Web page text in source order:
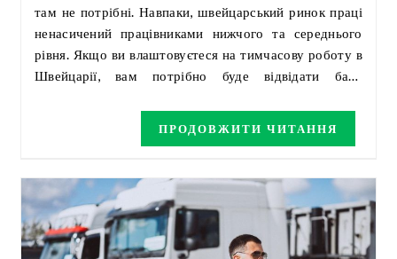
там не потрібні. Навпаки, швейцарський ринок праці
ненасичений працівниками нижчого та середнього
рівня. Якщо ви влаштовуєтеся на тимчасову роботу в
Швейцарії, вам потрібно буде відвідати банк
ПРОДОВЖИТИ ЧИТАННЯ